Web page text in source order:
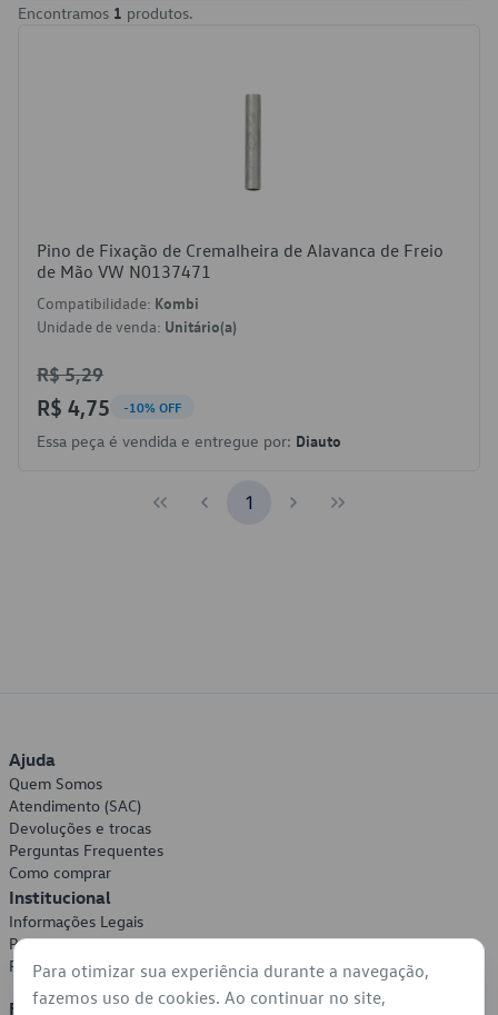
Encontramos 1 produtos.
Pino de Fixação de Cremalheira de Alavanca de Freio
de Mão VW N0137471
Compatibilidade: Kombi
Unidade de venda: Unitário(a)
R$ 5,29
R$ 4,75 -10% OFF
Essa peça é vendida e entregue por: Diauto
1
Ajuda
Quem Somos
Atendimento (SAC)
Devoluções e trocas
Perguntas Frequentes
Como comprar
Institucional
Informações Legais
Política de Privacidade
Política de Cookies
Formas de Pagamento
Para otimizar sua experiência durante a navegação,
fazemos uso de cookies. Ao continuar no site,